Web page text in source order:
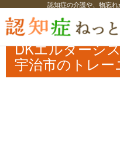
認知症の介護や、物忘
認知症ねっと 認知症最新ニュー
を活用、京都府宇治市のトレーニン
DKエルダーシ
宇治市のトレ